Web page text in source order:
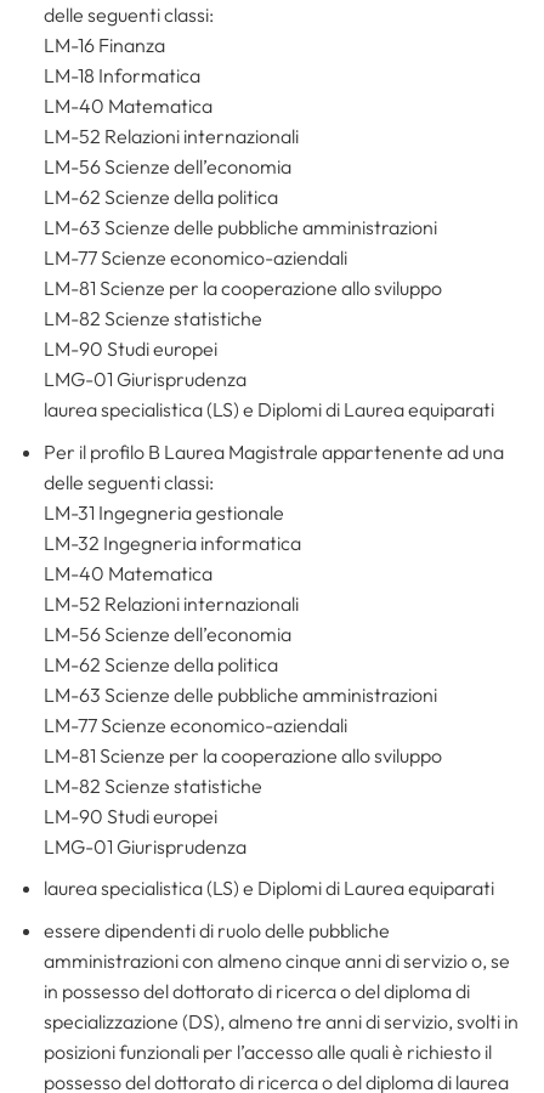
delle seguenti classi:
LM-16 Finanza
LM-18 Informatica
LM-40 Matematica
LM-52 Relazioni internazionali
LM-56 Scienze dell’economia
LM-62 Scienze della politica
LM-63 Scienze delle pubbliche amministrazioni
LM-77 Scienze economico-aziendali
LM-81 Scienze per la cooperazione allo sviluppo
LM-82 Scienze statistiche
LM-90 Studi europei
LMG-01 Giurisprudenza
laurea specialistica (LS) e Diplomi di Laurea equiparati
Per il profilo B Laurea Magistrale appartenente ad una
delle seguenti classi:
LM-31 Ingegneria gestionale
LM-32 Ingegneria informatica
LM-40 Matematica
LM-52 Relazioni internazionali
LM-56 Scienze dell’economia
LM-62 Scienze della politica
LM-63 Scienze delle pubbliche amministrazioni
LM-77 Scienze economico-aziendali
LM-81 Scienze per la cooperazione allo sviluppo
LM-82 Scienze statistiche
LM-90 Studi europei
LMG-01 Giurisprudenza
laurea specialistica (LS) e Diplomi di Laurea equiparati
essere dipendenti di ruolo delle pubbliche
amministrazioni con almeno cinque anni di servizio o, se
in possesso del dottorato di ricerca o del diploma di
specializzazione (DS), almeno tre anni di servizio, svolti in
posizioni funzionali per l’accesso alle quali è richiesto il
possesso del dottorato di ricerca o del diploma di laurea